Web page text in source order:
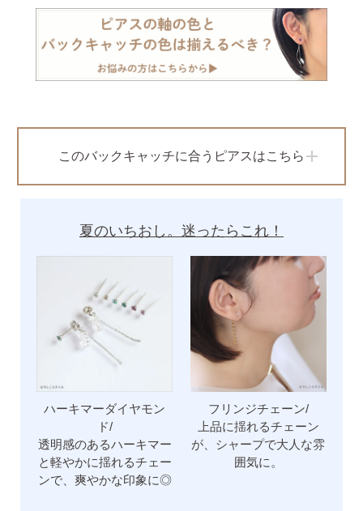
なでしこピアスの使いやすい所や
使いにくい所を、赤裸々にレビューしてます。
読み物を見る
なでしこスタイルについて
ギフト
このバックキャッチに合うピアスはこちら
夏のいちおし。迷ったらこれ！
ハーキマーダイヤモン
ド/
透明感のあるハーキマー
と軽やかに揺れるチェー
ンで、爽やかな印象に◎
フリンジチェーン/
上品に揺れるチェーン
が、シャープで大人な雰
囲気に。